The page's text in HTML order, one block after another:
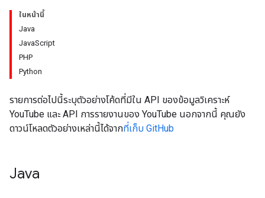
ในหน้านี้
Java
JavaScript
PHP
Python
รายการต่อไปนี้ระบุตัวอย่างโค้ดที่มีใน API ของข้อมูลวิเคราะห์
YouTube และ API การรายงานของ YouTube นอกจากนี้ คุณยัง
ดาวน์โหลดตัวอย่างเหล่านี้ได้จากที่เก็บ GitHub
Java